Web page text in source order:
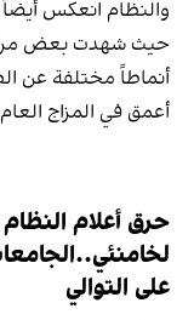
والنظام انعكس
حيث شهدت بعض
أنماطاً مختلفة عن
أعمق في المزاج
حرق أعلام
على التوالي